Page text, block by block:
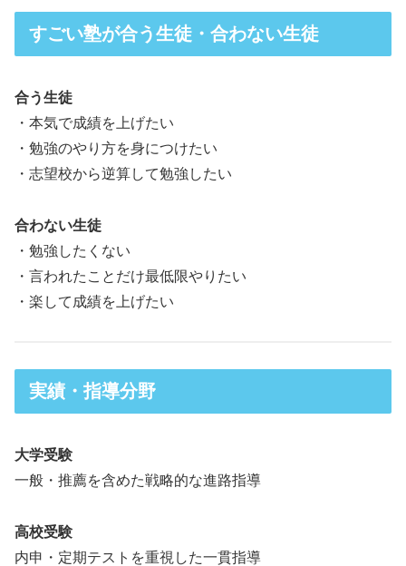
すごい塾が合う生徒・合わない生徒
合う生徒
・本気で成績を上げたい
・勉強のやり方を身につけたい
・志望校から逆算して勉強したい
合わない生徒
・勉強したくない
・言われたことだけ最低限やりたい
・楽して成績を上げたい
実績・指導分野
大学受験
一般・推薦を含めた戦略的な進路指導
高校受験
内申・定期テストを重視した一貫指導